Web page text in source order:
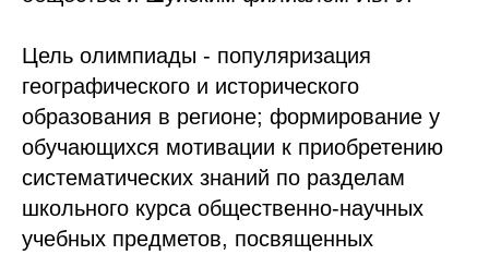
Цель олимпиады - популяризация
географического и исторического
образования в регионе; формирование у
обучающихся мотивации к приобретению
систематических знаний по разделам
школьного курса общественно-научных
учебных предметов, посвященных